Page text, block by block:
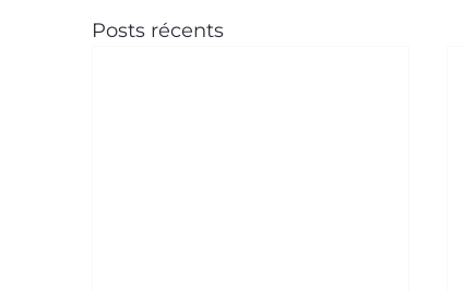
Posts récents